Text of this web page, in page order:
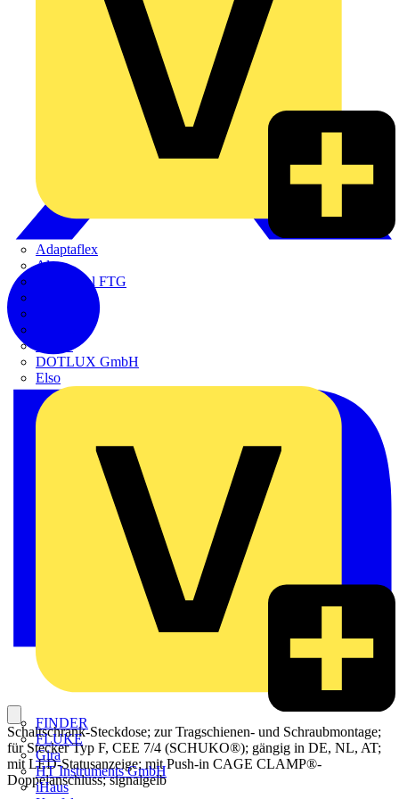
Adaptaflex
Alre
Amphenol FTG
DOTLUX GmbH
Elso
FINDER
FLUKE
Gira
HT Instruments GmbH
iHaus
Schaltschrank-Steckdose; zur Tragschienen- und Schraubmontage;
für Stecker Typ F, CEE 7/4 (SCHUKO®); gängig in DE, NL, AT;
mit LED-Statusanzeige; mit Push-in CAGE CLAMP®-
Doppelanschluss; signalgelb